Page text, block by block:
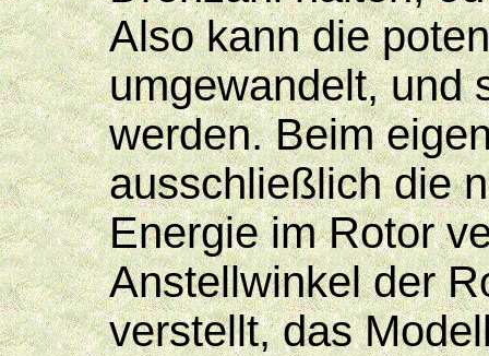
Also kann die
umgewandelt, und
werden. Beim
ausschließlich die
Energie im Rotor
Anstellwinkel der
verstellt, das